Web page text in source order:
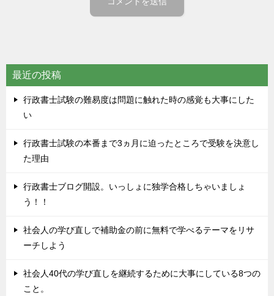
最近の投稿
行政書士試験の難易度は問題に触れた時の感覚も大事にした
い
行政書士試験の本番まで3ヵ月に迫ったところで受験を決意し
た理由
行政書士ブログ開設。いっしょに独学合格しちゃいましょ
う！！
社会人の学び直しで補助金の前に無料で学べるテーマをリサ
ーチしよう
社会人40代の学び直しを継続するために大事にしている8つの
こと。